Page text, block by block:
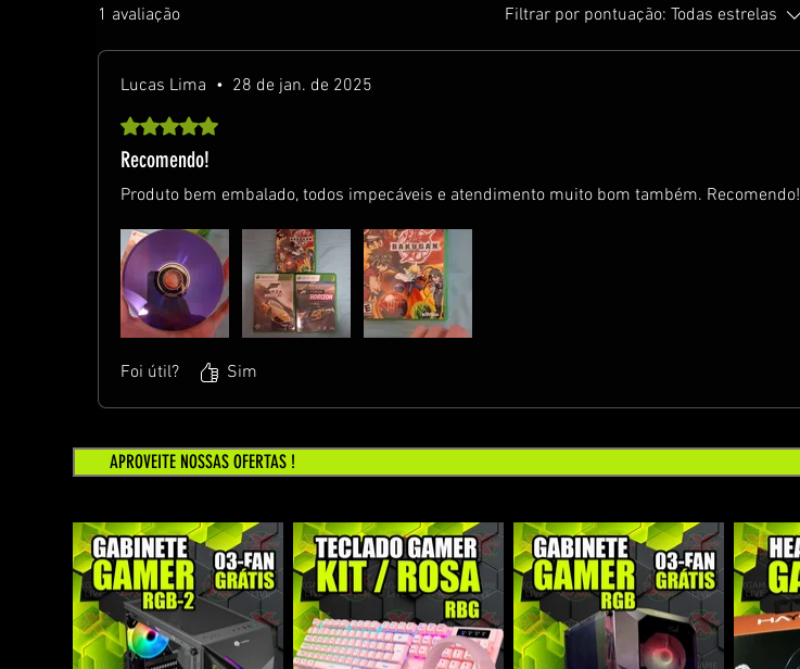
1 avaliação Filtrar por pontuação: Todas estrelas
Lucas Lima • 28 de jan. de 2025
Rated 5 out of 5 stars.
Recomendo!
Produto bem embalado, todos impecáveis e atendimento muito bom também. Recomendo!
Foi útil? Sim
APROVEITE NOSSAS OFERTAS !